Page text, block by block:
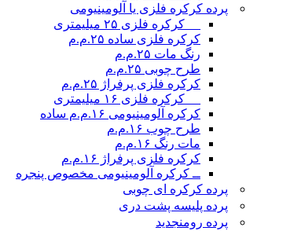
پرده کرکره فلزی یا آلومینیومی
__ کرکره فلزی ۲۵ میلیمتری
کرکره فلزی ساده ۲۵.م.م
رنگ مات ۲۵.م.م
طرح چوبی ۲۵.م.م
کرکره فلزی پرفراژ ۲۵.م.م
__ کرکره فلزی ۱۶ میلیمتری
کرکره آلومینیومی ۱۶.م.م ساده
طرح چوب ۱۶.م.م
مات رنگ ۱۶.م.م
کرکره فلزی پرفراژ ۱۶.م.م
ــ کرکره آلومینیومی مخصوص پنجره
پرده کرکره ای چوبی
پرده پلیسه پشت دری
پرده رومنجدید